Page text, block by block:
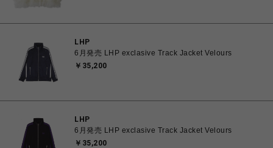
LHP
6月発売 LHP exclasive Track Jacket Velours
￥35,200
LHP
6月発売 LHP exclasive Track Jacket Velours
￥35,200